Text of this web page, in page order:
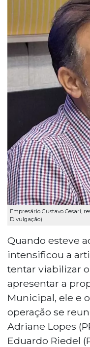
Empresário Gustavo Cesari,
Divulgação)
Quando esteve
intensificou a
tentar viabilizar
apresentar a
Municipal, ele e
operação se
Adriane Lopes
Eduardo Riedel